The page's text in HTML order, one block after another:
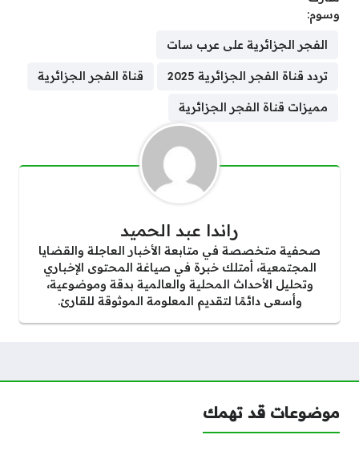
وسوم:
الفجر الجزائرية على عرب سات
تردد قناة الفجر الجزائرية 2025 قناة الفجر الجزائرية
مميزات قناة الفجر الجزائرية
راندا عبد الحميد
صحفية متخصصة في متابعة الأخبار العاجلة والقضايا
المجتمعية، أمتلك خبرة في صياغة المحتوى الإخباري
وتحليل الأحداث المحلية والعالمية بدقة وموضوعية،
وأسعى دائمًا لتقديم المعلومة الموثوقة للقارئ.
موضوعات قد تهمك